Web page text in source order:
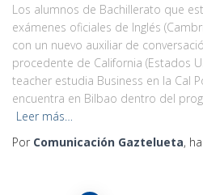
Los alumnos de Bachillerato que
exámenes oficiales de Inglés
con un nuevo auxiliar de
procedente de California (Estados
teacher estudia Business en la Cal
encuentra en Bilbao dentro del
Leer más…
Por Comunicación Gaztelueta,